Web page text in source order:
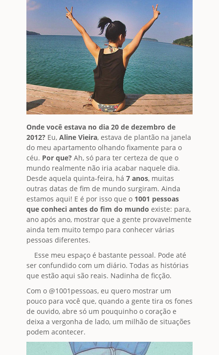
Onde você estava no dia 20 de dezembro de
2012? Eu, Aline Vieira, estava de plantão na janela
do meu apartamento olhando fixamente para o
céu. Por que? Ah, só para ter certeza de que o
mundo realmente não iria acabar naquele dia.
Desde aquela quinta-feira, há 7 anos, muitas
outras datas de fim de mundo surgiram. Ainda
estamos aqui! E é por isso que o 1001 pessoas
que conheci antes do fim do mundo existe: para,
ano após ano, mostrar que a gente provavelmente
ainda tem muito tempo para conhecer várias
pessoas diferentes.
Esse meu espaço é bastante pessoal. Pode até
ser confundido com um diário. Todas as histórias
que estão aqui são reais. Nadinha de ficção.
Com o @1001pessoas, eu quero mostrar um
pouco para você que, quando a gente tira os fones
de ouvido, abre só um pouquinho o coração e
deixa a vergonha de lado, um milhão de situações
podem acontecer.